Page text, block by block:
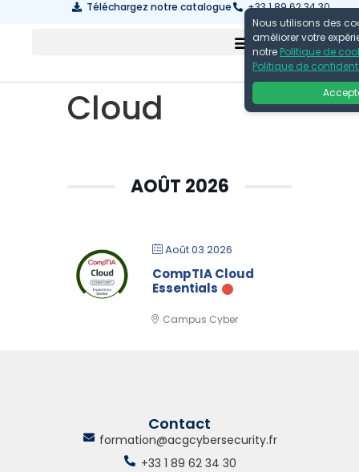
Téléchargez notre catalogue +33 1 89 62 34 30
Cloud
AOÛT 2026
Août 03 2026
CompTIA Cloud
Essentials
Campus Cyber
Contact
formation@acgcybersecurity.fr
+33 1 89 62 34 30
Nous utilisons des
améliorer votre
notre Politique de
Politique de